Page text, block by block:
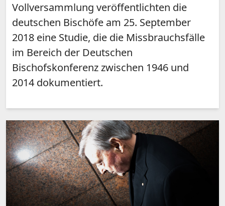
Vollversammlung veröffentlichten die
deutschen Bischöfe am 25. September
2018 eine Studie, die die Missbrauchsfälle
im Bereich der Deutschen
Bischofskonferenz zwischen 1946 und
2014 dokumentiert.